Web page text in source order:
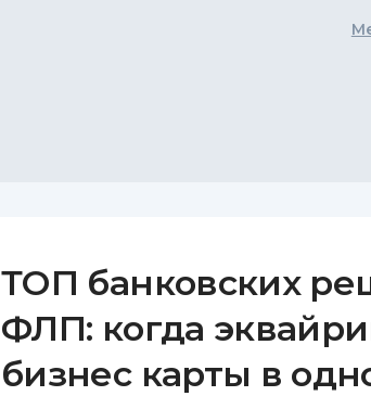
ТОП банковских
ФЛП: когда
бизнес карты в